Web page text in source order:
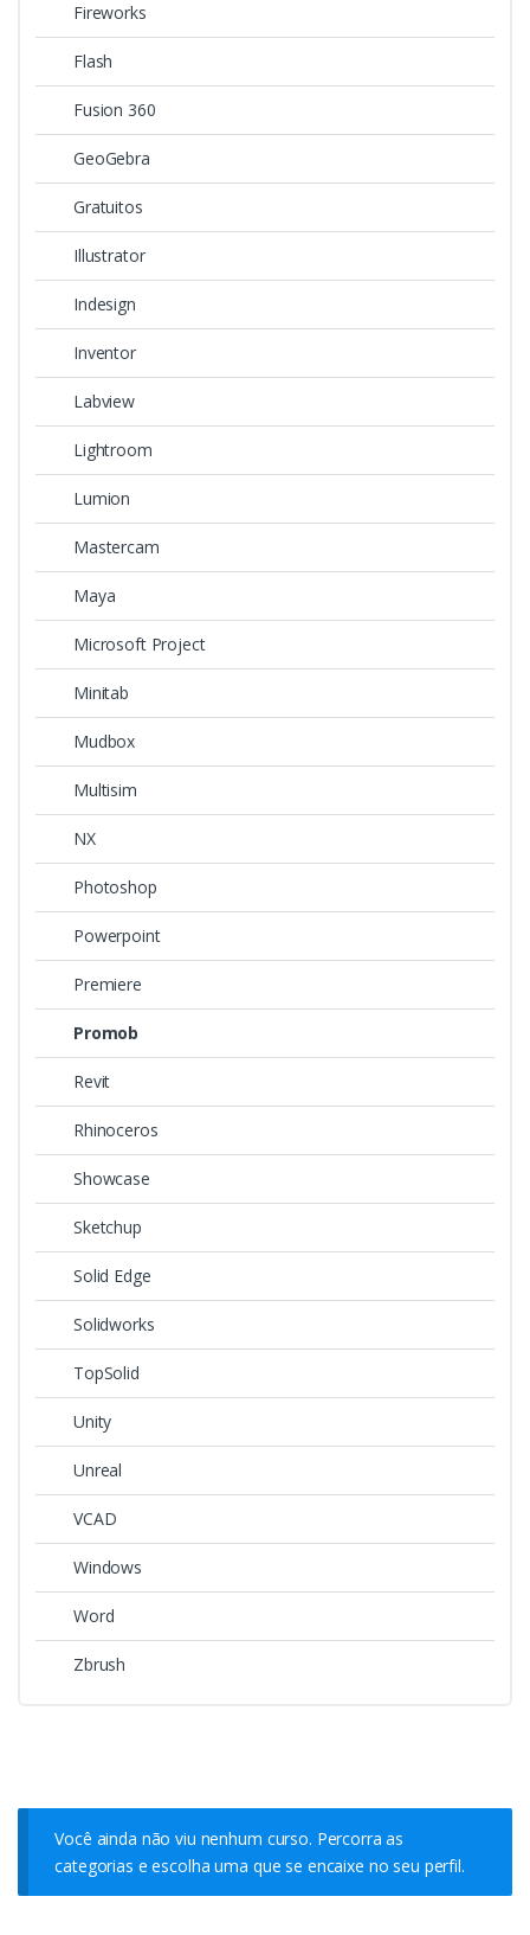
Fireworks
Flash
Fusion 360
GeoGebra
Gratuitos
Illustrator
Indesign
Inventor
Labview
Lightroom
Lumion
Mastercam
Maya
Microsoft Project
Minitab
Mudbox
Multisim
NX
Photoshop
Powerpoint
Premiere
Promob
Revit
Rhinoceros
Showcase
Sketchup
Solid Edge
Solidworks
TopSolid
Unity
Unreal
VCAD
Windows
Word
Zbrush
Você ainda não viu nenhum curso. Percorra as
categorias e escolha uma que se encaixe no seu perfil.